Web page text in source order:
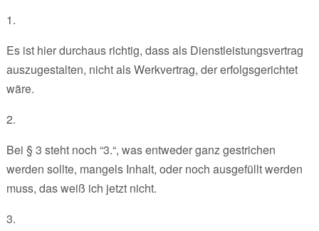
1.
Es ist hier durchaus richtig, dass als Dienstleistungsvertrag
auszugestalten, nicht als Werkvertrag, der erfolgsgerichtet
wäre.
2.
Bei § 3 steht noch “3.“, was entweder ganz gestrichen
werden sollte, mangels Inhalt, oder noch ausgefüllt werden
muss, das weiß ich jetzt nicht.
3.